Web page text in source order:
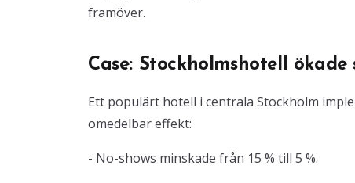
framöver.
Case: Stockholmshotell
Ett populärt hotell i centrala Stockholm
omedelbar effekt:
- No-shows minskade från 15 % till 5 %.